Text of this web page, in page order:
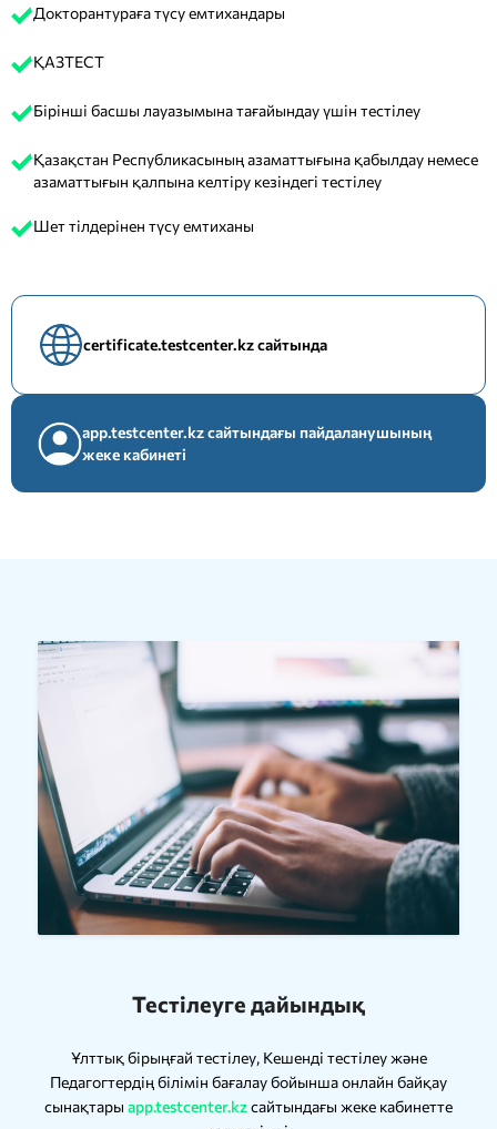
Докторантураға түсу емтихандары
ҚАЗТЕСТ
Бірінші басшы лауазымына тағайындау үшін тестілеу
Қазақстан Республикасының азаматтығына қабылдау немесе
азаматтығын қалпына келтіру кезіндегі тестілеу
Шет тілдерінен түсу емтиханы
certificate.testcenter.kz сайтында
app.testcenter.kz сайтындағы пайдаланушының
жеке кабинеті
Тестілеуге дайындық
Ұлттық бірыңғай тестілеу, Кешенді тестілеу және
Педагогтердің білімін бағалау бойынша онлайн байқау
сынақтары app.testcenter.kzсайтындағы жеке кабинетте